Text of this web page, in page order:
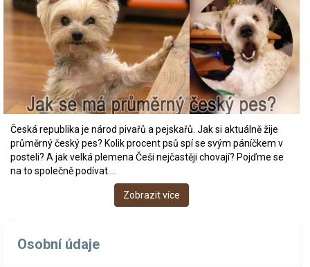
Česká republika je národ pivařů a pejskařů. Jak si aktuálně žije
průměrný český pes? Kolik procent psů spí se svým páníčkem v
posteli? A jak velká plemena Češi nejčastěji chovají? Pojďme se
na to společně podívat.…
Zobrazit více
Osobní údaje